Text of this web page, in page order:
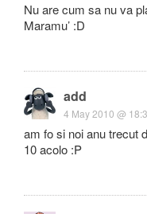
Nu are cum sa nu va
Maramu’ :D
add
4 May 2010 @
am fo si noi anu trecut
10 acolo :P